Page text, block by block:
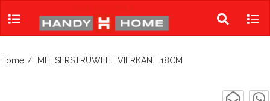
Toggle
search
Home METSERSTRUWEEL VIERKANT 18CM